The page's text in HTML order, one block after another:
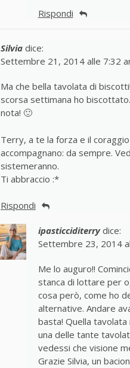
Rispondi
Silvia dice:
Settembre 21, 2014 alle 7:32
Ma che bella tavolata di biscotti!
scorsa settimana ho
nota! 🙂
Terry, a te la forza e il
accompagnano: da sempre.
sistemeranno.
Ti abbraccio :*
Rispondi
ipasticciditerry dice:
Settembre 23, 2014
Me lo auguro!!
stanca di lottare per
cosa però, come ho
alternative. Andare
basta! Quella tavolata
una delle tante
vedessi che visione
Grazie Silvia, un